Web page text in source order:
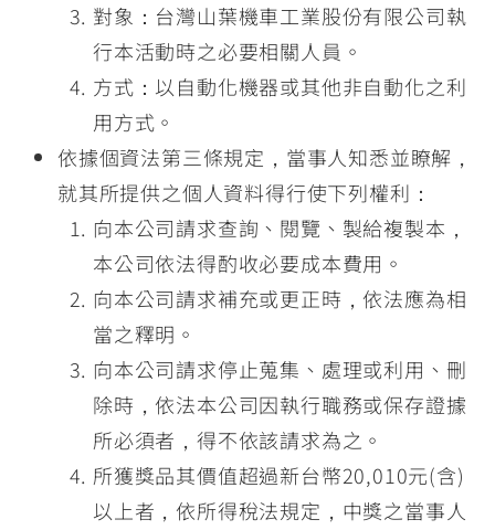
對象：台灣山葉機車工業股份有限公司執
行本活動時之必要相關人員。
方式：以自動化機器或其他非自動化之利
用方式。
依據個資法第三條規定，當事人知悉並瞭解，
就其所提供之個人資料得行使下列權利：
向本公司請求查詢、閱覽、製給複製本，
本公司依法得酌收必要成本費用。
向本公司請求補充或更正時，依法應為相
當之釋明。
向本公司請求停止蒐集、處理或利用、刪
除時，依法本公司因執行職務或保存證據
所必須者，得不依該請求為之。
所獲獎品其價值超過新台幣20,010元(含)
以上者，依所得稅法規定，中獎之當事人